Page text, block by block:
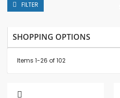
Items 1-26 of102
FILTER
SHOPPING OPTIONS